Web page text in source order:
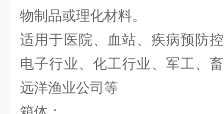
物制品或理化材料。
适用于医院、血站、疾病预防
电子行业、化工行业、军工、
远洋渔业公司等